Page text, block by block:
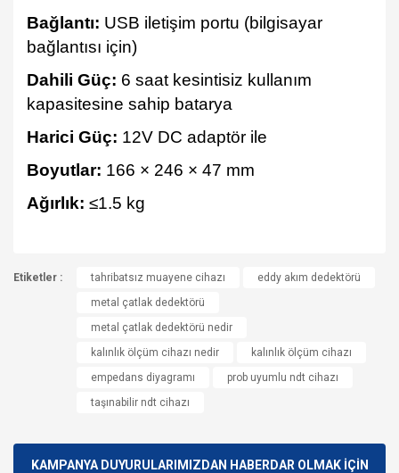
Bağlantı: USB iletişim portu (bilgisayar
bağlantısı için)
Dahili Güç: 6 saat kesintisiz kullanım
kapasitesine sahip batarya
Harici Güç: 12V DC adaptör ile
Boyutlar: 166 × 246 × 47 mm
Ağırlık: ≤1.5 kg
Bu ürüne ilk yorumu siz yapın!
konularda yetersiz gördüğünüz noktaları öneri formunu
kullanarak tarafımıza iletebilirsiniz.
Görüş ve önerileriniz için teşekkür ederiz.
Ürün resmi kalitesiz, bozuk veya görüntülenemiyor.
Ürün açıklamasında eksik bilgiler bulunuyor.
Ürün bilgilerinde hatalar bulunuyor.
Bu ürüne benzer farklı alternatifler olmalı.
Etiketler : tahribatsız muayene cihazı
eddy akım dedektörü
metal çatlak dedektörü
metal çatlak dedektörü nedir
kalınlık ölçüm cihazı nedir
kalınlık ölçüm cihazı
empedans diyagramı
prob uyumlu ndt cihazı
taşınabilir ndt cihazı
KAMPANYA DUYURULARIMIZDAN HABERDAR OLMAK İÇİN